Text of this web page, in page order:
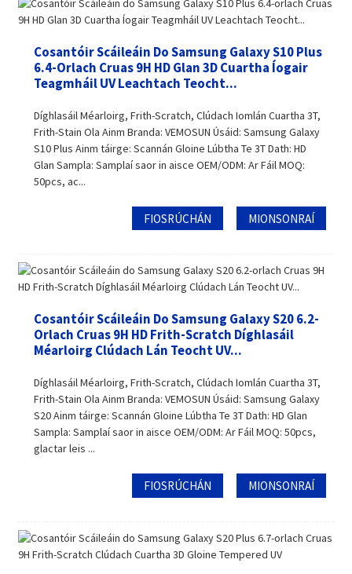
Cosantóir Scáileáin Do Samsung Galaxy S10 Plus
6.4-Orlach Cruas 9H HD Glan 3D Cuartha Íogair
Teagmháil UV Leachtach Teocht...
Díghlasáil Méarloirg, Frith-Scratch, Clúdach Iomlán Cuartha 3T,
Frith-Stain Ola Ainm Branda: VEMOSUN Úsáid: Samsung Galaxy
S10 Plus Ainm táirge: Scannán Gloine Lúbtha Te 3T Dath: HD
Glan Sampla: Samplaí saor in aisce OEM/ODM: Ar Fáil MOQ:
50pcs, ac...
FIOSRÚCHÁN MIONSONRAÍ
Cosantóir Scáileáin Do Samsung Galaxy S20 6.2-
Orlach Cruas 9H HD Frith-Scratch Díghlasáil
Méarloirg Clúdach Lán Teocht UV...
Díghlasáil Méarloirg, Frith-Scratch, Clúdach Iomlán Cuartha 3T,
Frith-Stain Ola Ainm Branda: VEMOSUN Úsáid: Samsung Galaxy
S20 Ainm táirge: Scannán Gloine Lúbtha Te 3T Dath: HD Glan
Sampla: Samplaí saor in aisce OEM/ODM: Ar Fáil MOQ: 50pcs,
glactar leis ...
FIOSRÚCHÁN MIONSONRAÍ